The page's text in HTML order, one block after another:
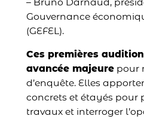
Gouvernance
(GEFEL).
Ces premières
avancée majeurepour
d’enquête. Elles
concrets et étayés pour
travaux et interroger